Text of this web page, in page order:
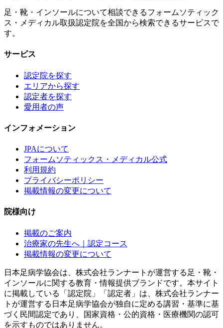
足・靴・インソールについて相談できるフォームソティック
ス・メディカル取扱認定院を全国から検索できるサービスで
す。
サービス
認定院を探す
エリアから探す
認定者を探す
愛用者の声
インフォメーション
JPAについて
フォームソティックス・メディカル公式
利用規約
プライバシーポリシー
掲載情報の変更について
院様向け
掲載のご案内
治療家の先生へ｜認定コース
掲載情報の変更について
日本足病学協会は、株式会社ランナートが運営する足・靴・
インソールに関する教育・情報提供ブランドです。本サイト
に掲載している「認定院」「認定者」は、株式会社ランナー
トが運営する日本足病学協会が独自に定める講習・基準に基
づく民間認定であり、国家資格・公的資格・医療機関の認可
を示すものではありません。